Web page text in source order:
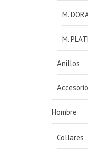
M.
M.
Anillos
Hombre
Collares